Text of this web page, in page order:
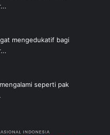
mengedukatif bagi
seperti pak